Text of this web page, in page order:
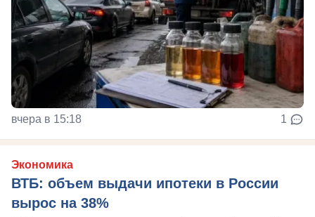
вчера в 15:18 1
Экономика
ВТБ: объем выдачи ипотеки в России
вырос на 38%